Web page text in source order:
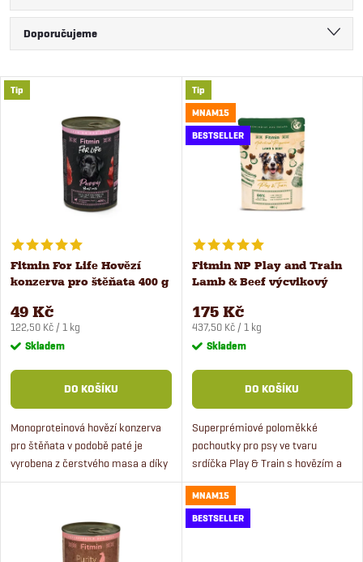
Ř
a
í
p
r
o
d
u
k
Doporučujeme
Nejdražší
Nejprodávanější
Abecedně
V
s
p
r
o
d
u
Tip
Fitmin For Life Hovězí
konzerva pro štěňata 400 g
49 Kč
Měrná
cena:
122,50 Kč / 1 kg
Skladem
DO KOŠÍKU
Monoproteinová hovězí konzerva
pro štěňata v podobě paté je
vyrobena z čerstvého masa a díky
tomu si zachovává jedinečnou
Tip
MNAM15
BESTSELLER
Fitmin NP Play and Train
Lamb & Beef výcvikový
175 Kč
Měrná
cena:
437,50 Kč / 1 kg
Skladem
DO KOŠÍKU
Superprémiové poloměkké
pochoutky pro psy ve tvaru
srdíčka Play & Train s hovězím a
jehněčím masem. Pamlsky jsou
vhodné i pro štěňata od 4 měsíců
věku. Skvěle padnou do...
MNAM15
BESTSELLER